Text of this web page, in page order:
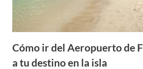
Cómo ir del Aeropuerto de
a tu destino en la isla